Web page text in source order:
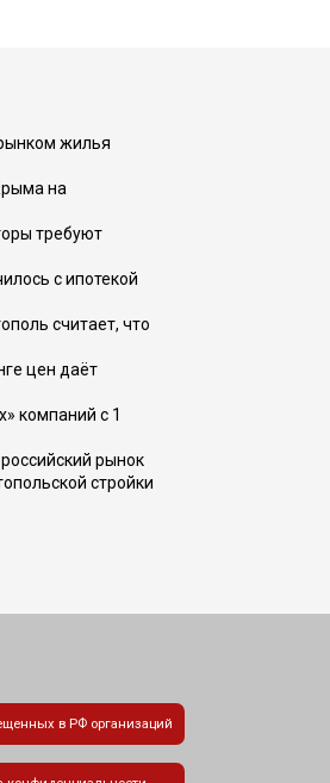
жилья
на
требуют
с ипотекой
считает, что
цен даёт
компаний с 1
рынок
стройки
в РФ организаций